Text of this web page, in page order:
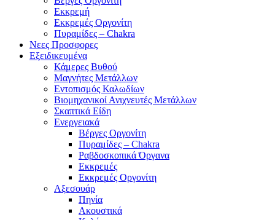
Εκκρεμή
Εκκρεμές Οργονίτη
Πυραμίδες – Chakra
Νεες Προσφορες
Εξειδικευμένα
Κάμερες Βυθού
Μαγνήτες Μετάλλων
Εντοπισμός Καλωδίων
Βιομηχανικοί Ανιχνευτές Μετάλλων
Σκαπτικά Είδη
Ενεργειακά
Βέργες Οργονίτη
Πυραμίδες – Chakra
Ραβδοσκοπικά Όργανα
Εκκρεμές
Εκκρεμές Οργονίτη
Αξεσουάρ
Πηνία
Ακουστικά